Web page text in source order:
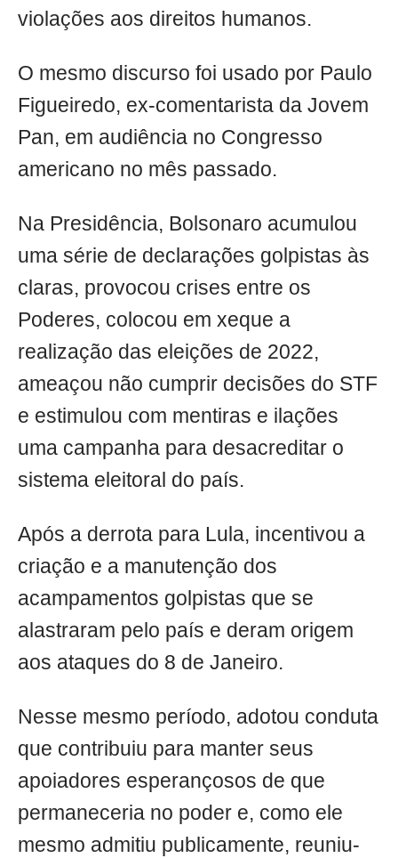
violações aos direitos humanos.
O mesmo discurso foi usado por Paulo
Figueiredo, ex-comentarista da Jovem
Pan, em audiência no Congresso
americano no mês passado.
Na Presidência, Bolsonaro acumulou
uma série de declarações golpistas às
claras, provocou crises entre os
Poderes, colocou em xeque a
realização das eleições de 2022,
ameaçou não cumprir decisões do STF
e estimulou com mentiras e ilações
uma campanha para desacreditar o
sistema eleitoral do país.
Após a derrota para Lula, incentivou a
criação e a manutenção dos
acampamentos golpistas que se
alastraram pelo país e deram origem
aos ataques do 8 de Janeiro.
Nesse mesmo período, adotou conduta
que contribuiu para manter seus
apoiadores esperançosos de que
permaneceria no poder e, como ele
mesmo admitiu publicamente, reuniu-